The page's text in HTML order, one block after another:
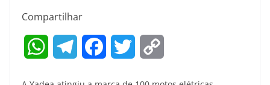
Compartilhar
W